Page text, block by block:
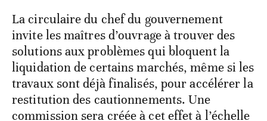
La circulaire du chef du gouvernement
invite les maîtres d’ouvrage à trouver des
solutions aux problèmes qui bloquent la
liquidation de certains marchés, même si les
travaux sont déjà finalisés, pour accélérer la
restitution des cautionnements. Une
commission sera créée à cet effet à l’échelle